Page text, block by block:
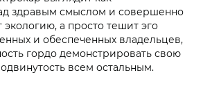
здравым смыслом и совершенно
экологию, а просто тешит эго
и обеспеченных владельцев,
гордо демонстрировать свою
всем остальным.